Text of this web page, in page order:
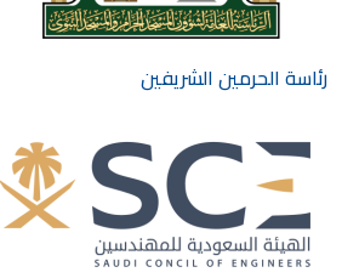
رئاسة الحرمين الشريفين